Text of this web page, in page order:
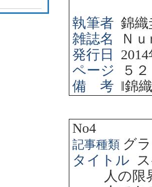
執筆者 錦織
雑誌名
Ｎ
発行日
2014
ページ
５
備 考 ‖錦
No4
記事種類 グ
タイトル
人の